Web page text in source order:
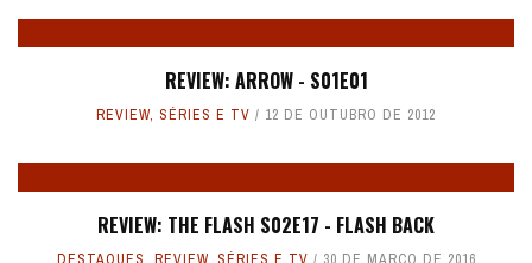
REVIEW: ARROW - S01E01
REVIEW, SÉRIES E TV 12 DE OUTUBRO DE 2012
REVIEW: THE FLASH S02E17 - FLASH BACK